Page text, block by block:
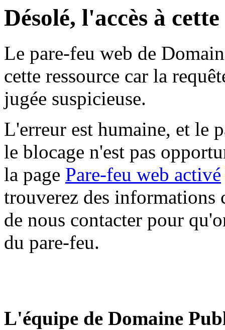
Désolé, l'accès à
Le pare-feu web de
cette ressource car la
jugée suspicieuse.
L'erreur est humaine, et le
le blocage n'est pas
la page Pare-feu web activé
trouverez des informations
de nous contacter pour
du pare-feu.
L'équipe de Domaine